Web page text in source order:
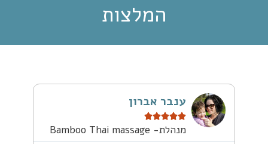
המלצות
ענבר אברון





מנהלת- Bamboo Thai massage